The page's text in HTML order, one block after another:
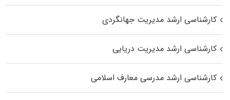
کارشناسی ارشد مدیریت جهانگردی
کارشناسی ارشد مدیریت دریایی
کارشناسی ارشد مدرسی معارف اسلامی